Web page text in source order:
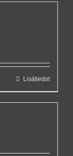
Lisätiedot